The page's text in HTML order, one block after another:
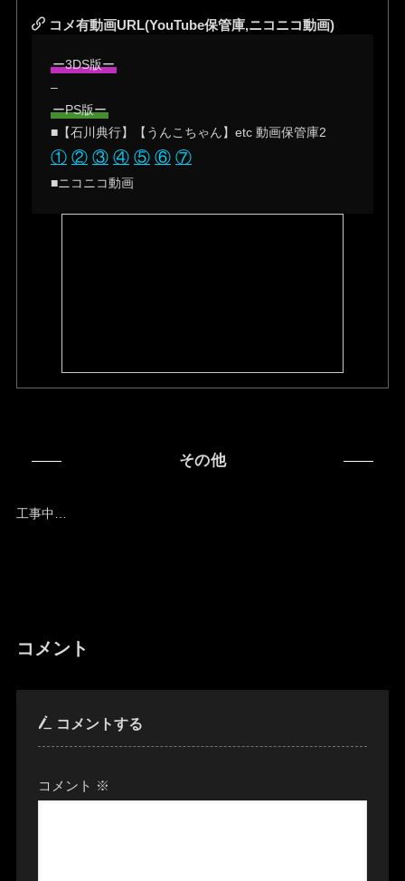
コメ有動画URL(YouTube保管庫,ニコニコ動画)
ー3DS版ー
–
ーPS版ー
■【石川典行】【うんこちゃん】etc 動画保管庫2
① ② ③ ④ ⑤ ⑥ ⑦
■ニコニコ動画
その他
工事中…
コメント
コメントする
コメント ※